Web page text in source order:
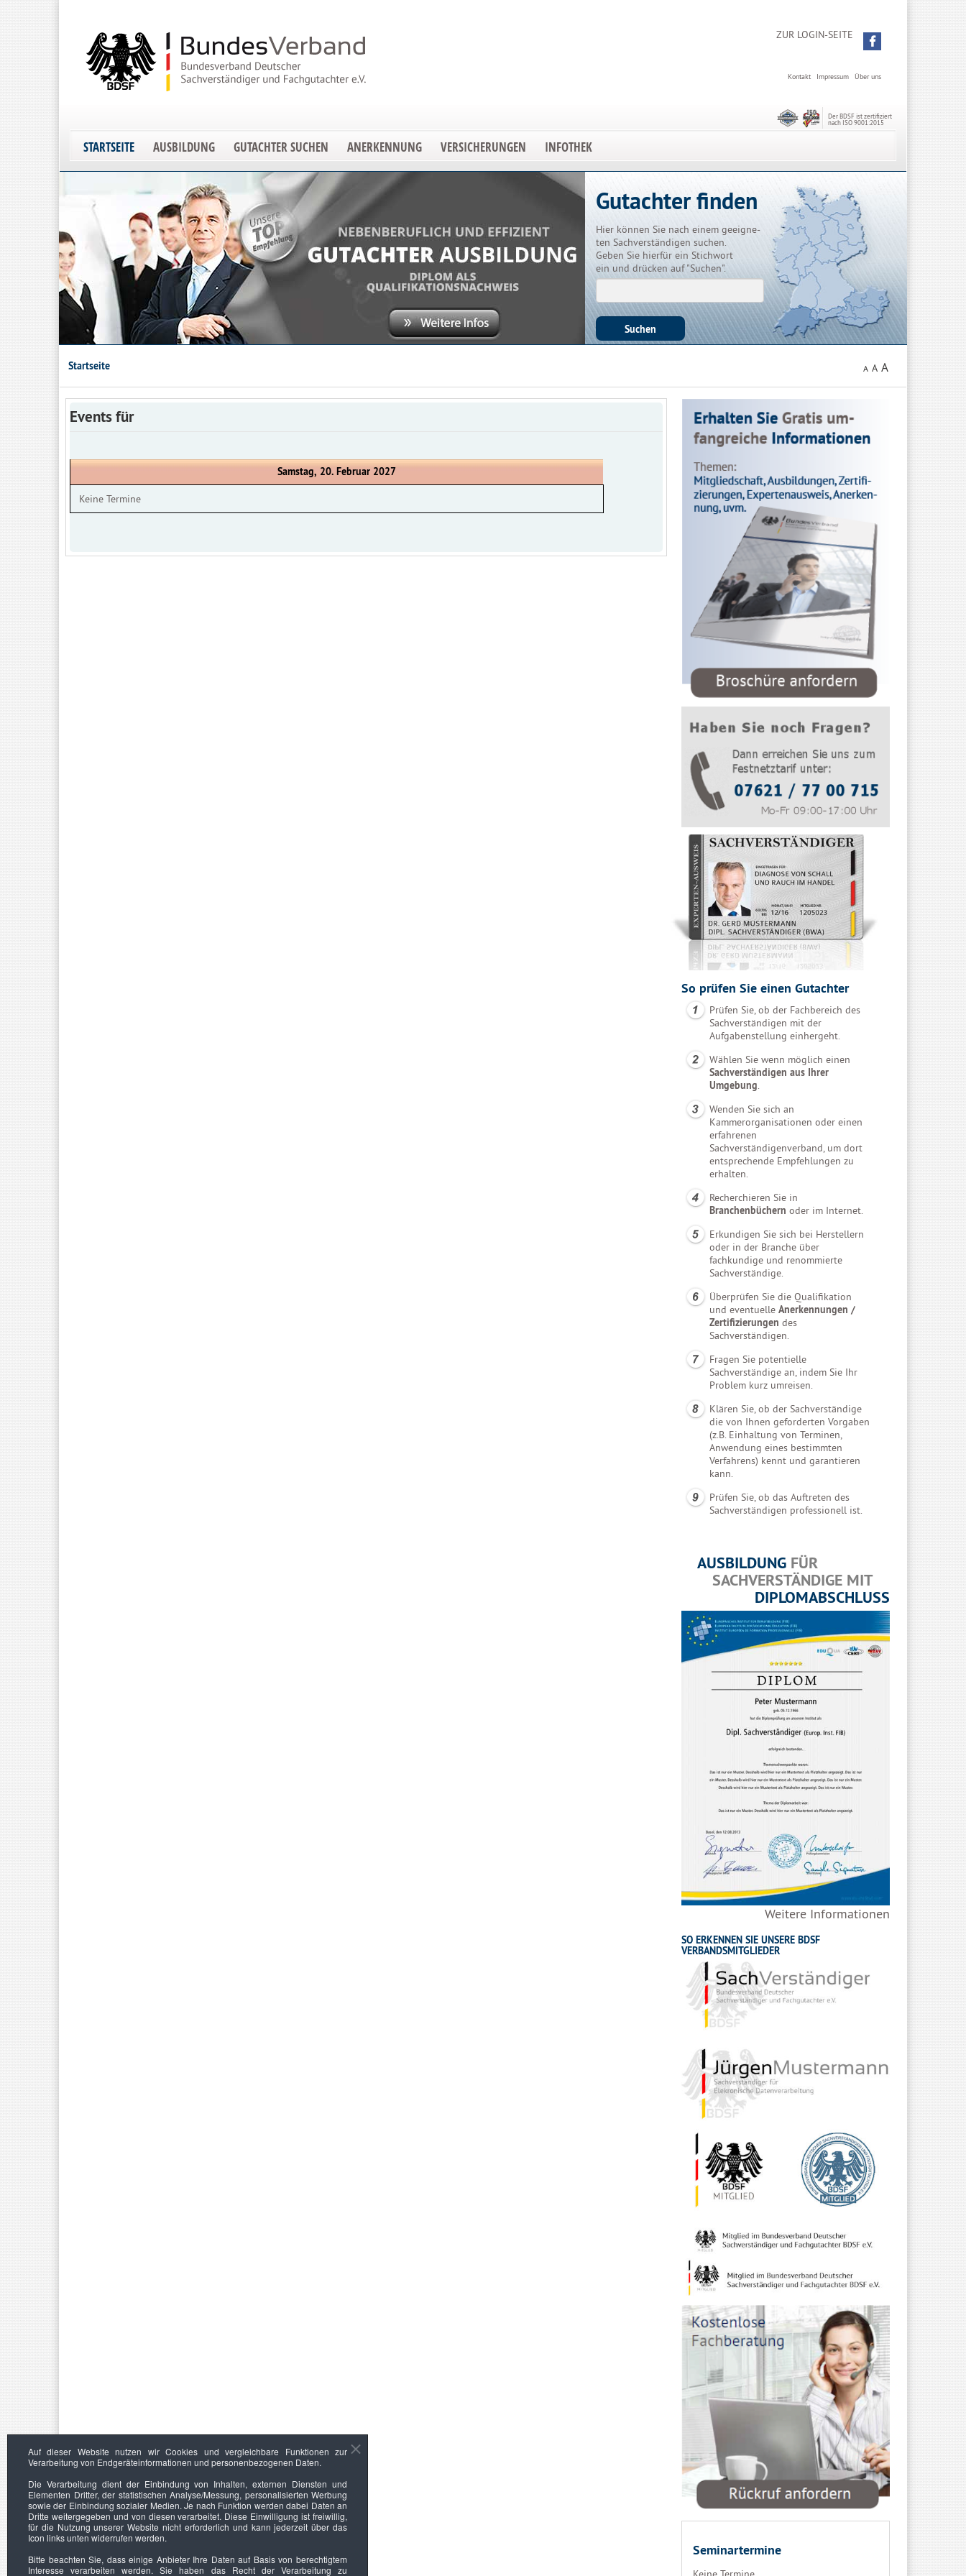
ZUR LOGIN-SEITE
Über uns
Impressum
Kontakt
Der BDSF ist zertifiziert
nach ISO 9001:2015
STARTSEITE AUSBILDUNG GUTACHTER SUCHEN ANERKENNUNG VERSICHERUNGEN INFOTHEK
Gutachter finden
Hier können Sie nach einem geeigne-
ten Sachverständigen suchen.
Geben Sie hierfür ein Stichwort
ein und drücken auf "Suchen".
Startseite A A A
Events für
Samstag, 20. Februar 2027
Keine Termine
So prüfen Sie einen Gutachter
Prüfen Sie, ob der Fachbereich des
Sachverständigen mit der
Aufgabenstellung einhergeht.
Wählen Sie wenn möglich einen
Sachverständigen aus Ihrer
Umgebung.
Wenden Sie sich an
Kammerorganisationen oder einen
erfahrenen
Sachverständigenverband, um dort
entsprechende Empfehlungen zu
erhalten.
Recherchieren Sie in
Branchenbüchern oder im Internet.
Erkundigen Sie sich bei Herstellern
oder in der Branche über
fachkundige und renommierte
Sachverständige.
Überprüfen Sie die Qualifikation
und eventuelle Anerkennungen /
Zertifizierungen des
Sachverständigen.
Fragen Sie potentielle
Sachverständige an, indem Sie Ihr
Problem kurz umreisen.
Klären Sie, ob der Sachverständige
die von Ihnen geforderten Vorgaben
(z.B. Einhaltung von Terminen,
Anwendung eines bestimmten
Verfahrens) kennt und garantieren
kann.
Prüfen Sie, ob das Auftreten des
Sachverständigen professionell ist.
AUSBILDUNG FÜR
SACHVERSTÄNDIGE MIT
DIPLOMABSCHLUSS
Weitere Informationen
SO ERKENNEN SIE UNSERE BDSF
VERBANDSMITGLIEDER
Seminartermine
Auf dieser Website nutzen wir Cookies und vergleichbare Funktionen zur
Verarbeitung von Endgeräteinformationen und personenbezogenen Daten.
Die Verarbeitung dient der Einbindung von Inhalten, externen Diensten und
Elementen Dritter, der statistischen Analyse/Messung, personalisierten Werbung
sowie der Einbindung sozialer Medien. Je nach Funktion werden dabei Daten an
Dritte weitergegeben und von diesen verarbeitet. Diese Einwilligung ist freiwillig,
für die Nutzung unserer Website nicht erforderlich und kann jederzeit über das
Icon links unten widerrufen werden.
Bitte beachten Sie, dass einige Anbieter Ihre Daten auf Basis von berechtigtem
Interesse verarbeiten werden. Sie haben das Recht der Verarbeitung zu